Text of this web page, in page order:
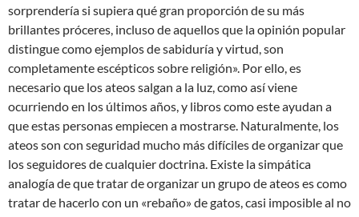
sorprendería si supiera qué gran proporción de su más
brillantes próceres, incluso de aquellos que la opinión popular
distingue como ejemplos de sabiduría y virtud, son
completamente escépticos sobre religión». Por ello, es
necesario que los ateos salgan a la luz, como así viene
ocurriendo en los últimos años, y libros como este ayudan a
que estas personas empiecen a mostrarse. Naturalmente, los
ateos son con seguridad mucho más difíciles de organizar que
los seguidores de cualquier doctrina. Existe la simpática
analogía de que tratar de organizar un grupo de ateos es como
tratar de hacerlo con un «rebaño» de gatos, casi imposible al no